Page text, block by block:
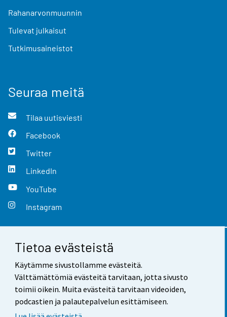
Tietoa evästeistä
Käytämme sivustollamme evästeitä.
Välttämättömiä evästeitä tarvitaan, jotta sivusto
toimii oikein. Muita evästeitä tarvitaan videoiden,
podcastien ja palautepalvelun esittämiseen.
Rahanarvonmuunnin
Tulevat julkaisut
Tutkimusaineistot
Seuraa meitä
Tilaa uutisviesti
Facebook
Twitter
LinkedIn
YouTube
Instagram
Yhteystiedot
Palaute
Käyttöehdot